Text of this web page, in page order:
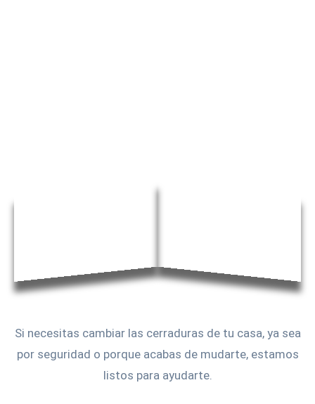
Si necesitas cambiar las cerraduras de tu casa, ya sea
por seguridad o porque acabas de mudarte, estamos
listos para ayudarte.